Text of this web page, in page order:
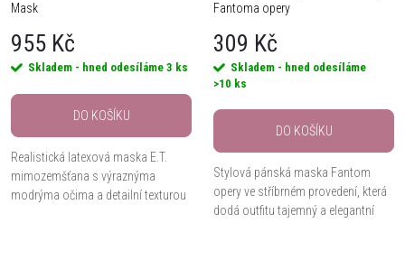
Mask
955 Kč
Skladem - hned odesíláme 3 ks
DO KOŠÍKU
Realistická latexová maska E.T.
mimozemšťana s výraznýma
modrýma očima a detailní texturou
Fantoma opery
309 Kč
Skladem - hned odesíláme
>10 ks
DO KOŠÍKU
Stylová pánská maska Fantom
opery ve stříbrném provedení, která
dodá outfitu tajemný a elegantní